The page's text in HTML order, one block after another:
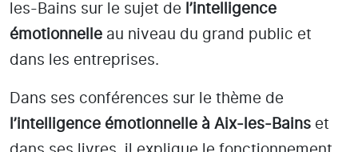
les-Bains sur le sujet de l’intelligence
émotionnelle au niveau du grand public et
dans les entreprises.
Dans ses conférences sur le thème de
l’intelligence émotionnelle à Aix-les-Bains et